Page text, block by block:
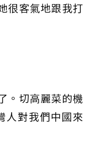
很客氣地跟我打
。切高麗菜的機
人對我們中國來